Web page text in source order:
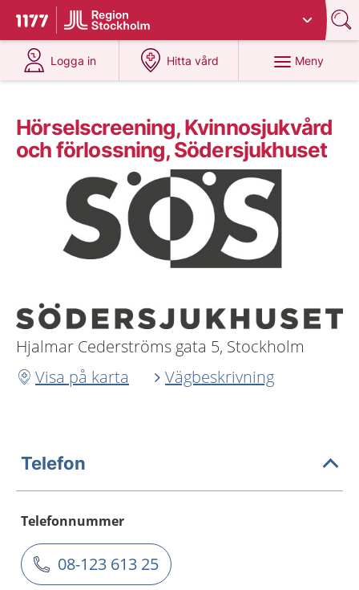
Till startsidan för 1177
Du har valt region
Logga in
på 1177.se
Hitta vård
på 1177.se
Meny
Hörselscreening, Kvinnosjukvård
och förlossning, Södersjukhuset
Hjalmar Cederströms gata 5, Stockholm
Visa på karta
Vägbeskrivning
Telefon
Telefonnummer
08-123 613 25